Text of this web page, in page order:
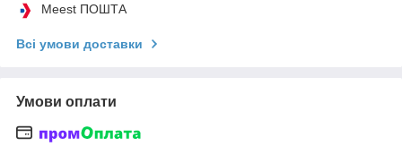
Meest ПОШТА
Всі умови доставки
Умови оплати